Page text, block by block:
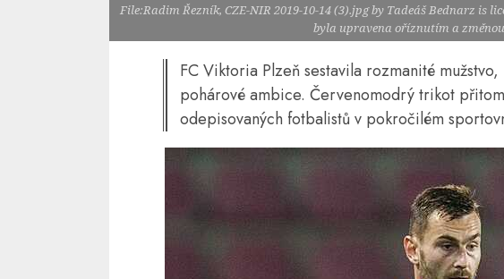
File:Radim Řezník, CZE-NIR 2019-10-14 (3).jpg by Tadeáš Bednarz is
byla upravena oříznutím a
FC Viktoria Plzeň sestavila rozmanité
pohárové ambice. Červenomodrý trikot přitom
odepisovaných fotbalistů v pokročilém